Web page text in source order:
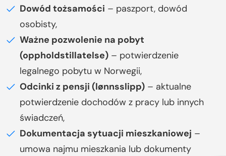
Dowód tożsamości – paszport, dowód
osobisty,
Ważne pozwolenie na pobyt
(oppholdstillatelse) – potwierdzenie
legalnego pobytu w Norwegii,
Odcinki z pensji (lønnsslipp) – aktualne
potwierdzenie dochodów z pracy lub innych
świadczeń,
Dokumentacja sytuacji mieszkaniowej –
umowa najmu mieszkania lub dokumenty